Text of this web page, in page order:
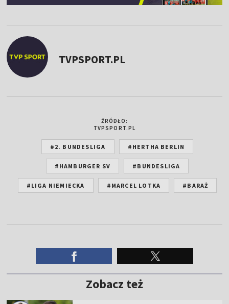
TVPSPORT.PL
ŹRÓDŁO:
TVPSPORT.PL
#2. BUNDESLIGA #HERTHA BERLIN
#HAMBURGER SV #BUNDESLIGA
#LIGA NIEMIECKA #MARCEL LOTKA #BARAŻ
Zobacz też